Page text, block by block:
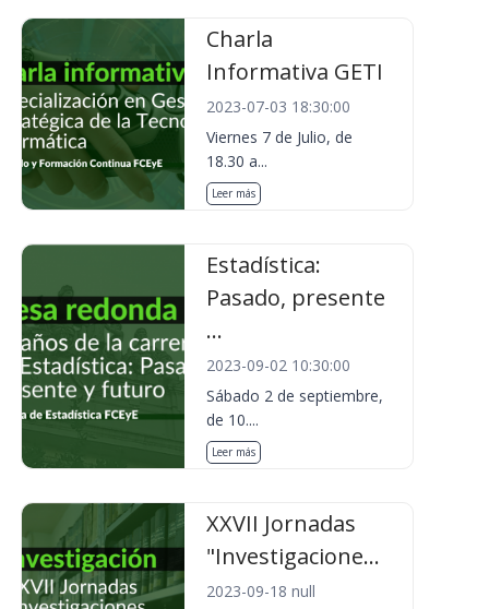
Charla
Informativa GETI
2023-07-03 18:30:00
Viernes 7 de Julio, de
18.30 a...
Leer más
Estadística:
Pasado, presente
...
2023-09-02 10:30:00
Sábado 2 de septiembre,
de 10....
Leer más
XXVII Jornadas
"Investigacione...
2023-09-18 null